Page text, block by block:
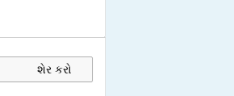
શેર કરો